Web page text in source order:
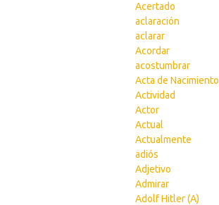
Acertado
aclaración
aclarar
Acordar
acostumbrar
Acta de Nacimiento
Actividad
Actor
Actual
Actualmente
adiós
Adjetivo
Admirar
Adolf Hitler (A)